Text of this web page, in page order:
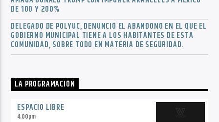
DE 100 Y 200%
DELEGADO DE POLYUC, DENUNCIÓ EL ABANDONO EN EL QUE EL
GOBIERNO MUNICIPAL TIENE A LOS HABITANTES DE ESTA
COMUNIDAD, SOBRE TODO EN MATERIA DE SEGURIDAD.
LA PROGRAMACIÓN
ESPACIO LIBRE
4:00pm